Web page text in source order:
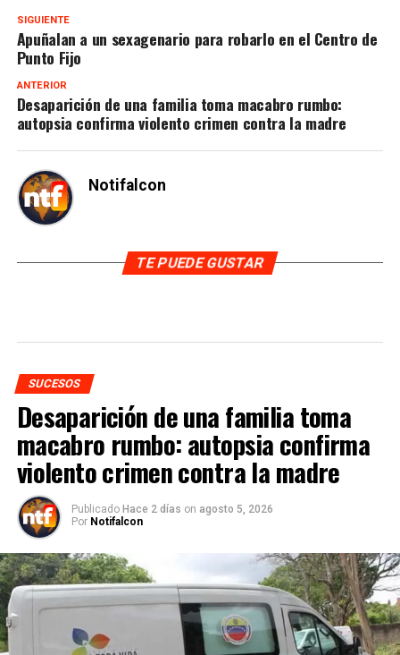
SIGUIENTE
Apuñalan a un sexagenario para robarlo en el Centro de
Punto Fijo
ANTERIOR
Desaparición de una familia toma macabro rumbo:
autopsia confirma violento crimen contra la madre
Notifalcon
TE PUEDE GUSTAR
SUCESOS
Desaparición de una familia toma
macabro rumbo: autopsia confirma
violento crimen contra la madre
Publicado Hace 2 días on agosto 5, 2026
Por Notifalcon